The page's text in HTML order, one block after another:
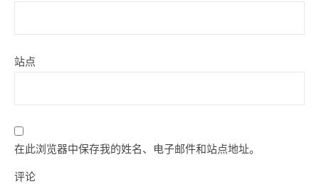
站点
在此浏览器中保存我的姓名、电子邮件和站点地址。
评论